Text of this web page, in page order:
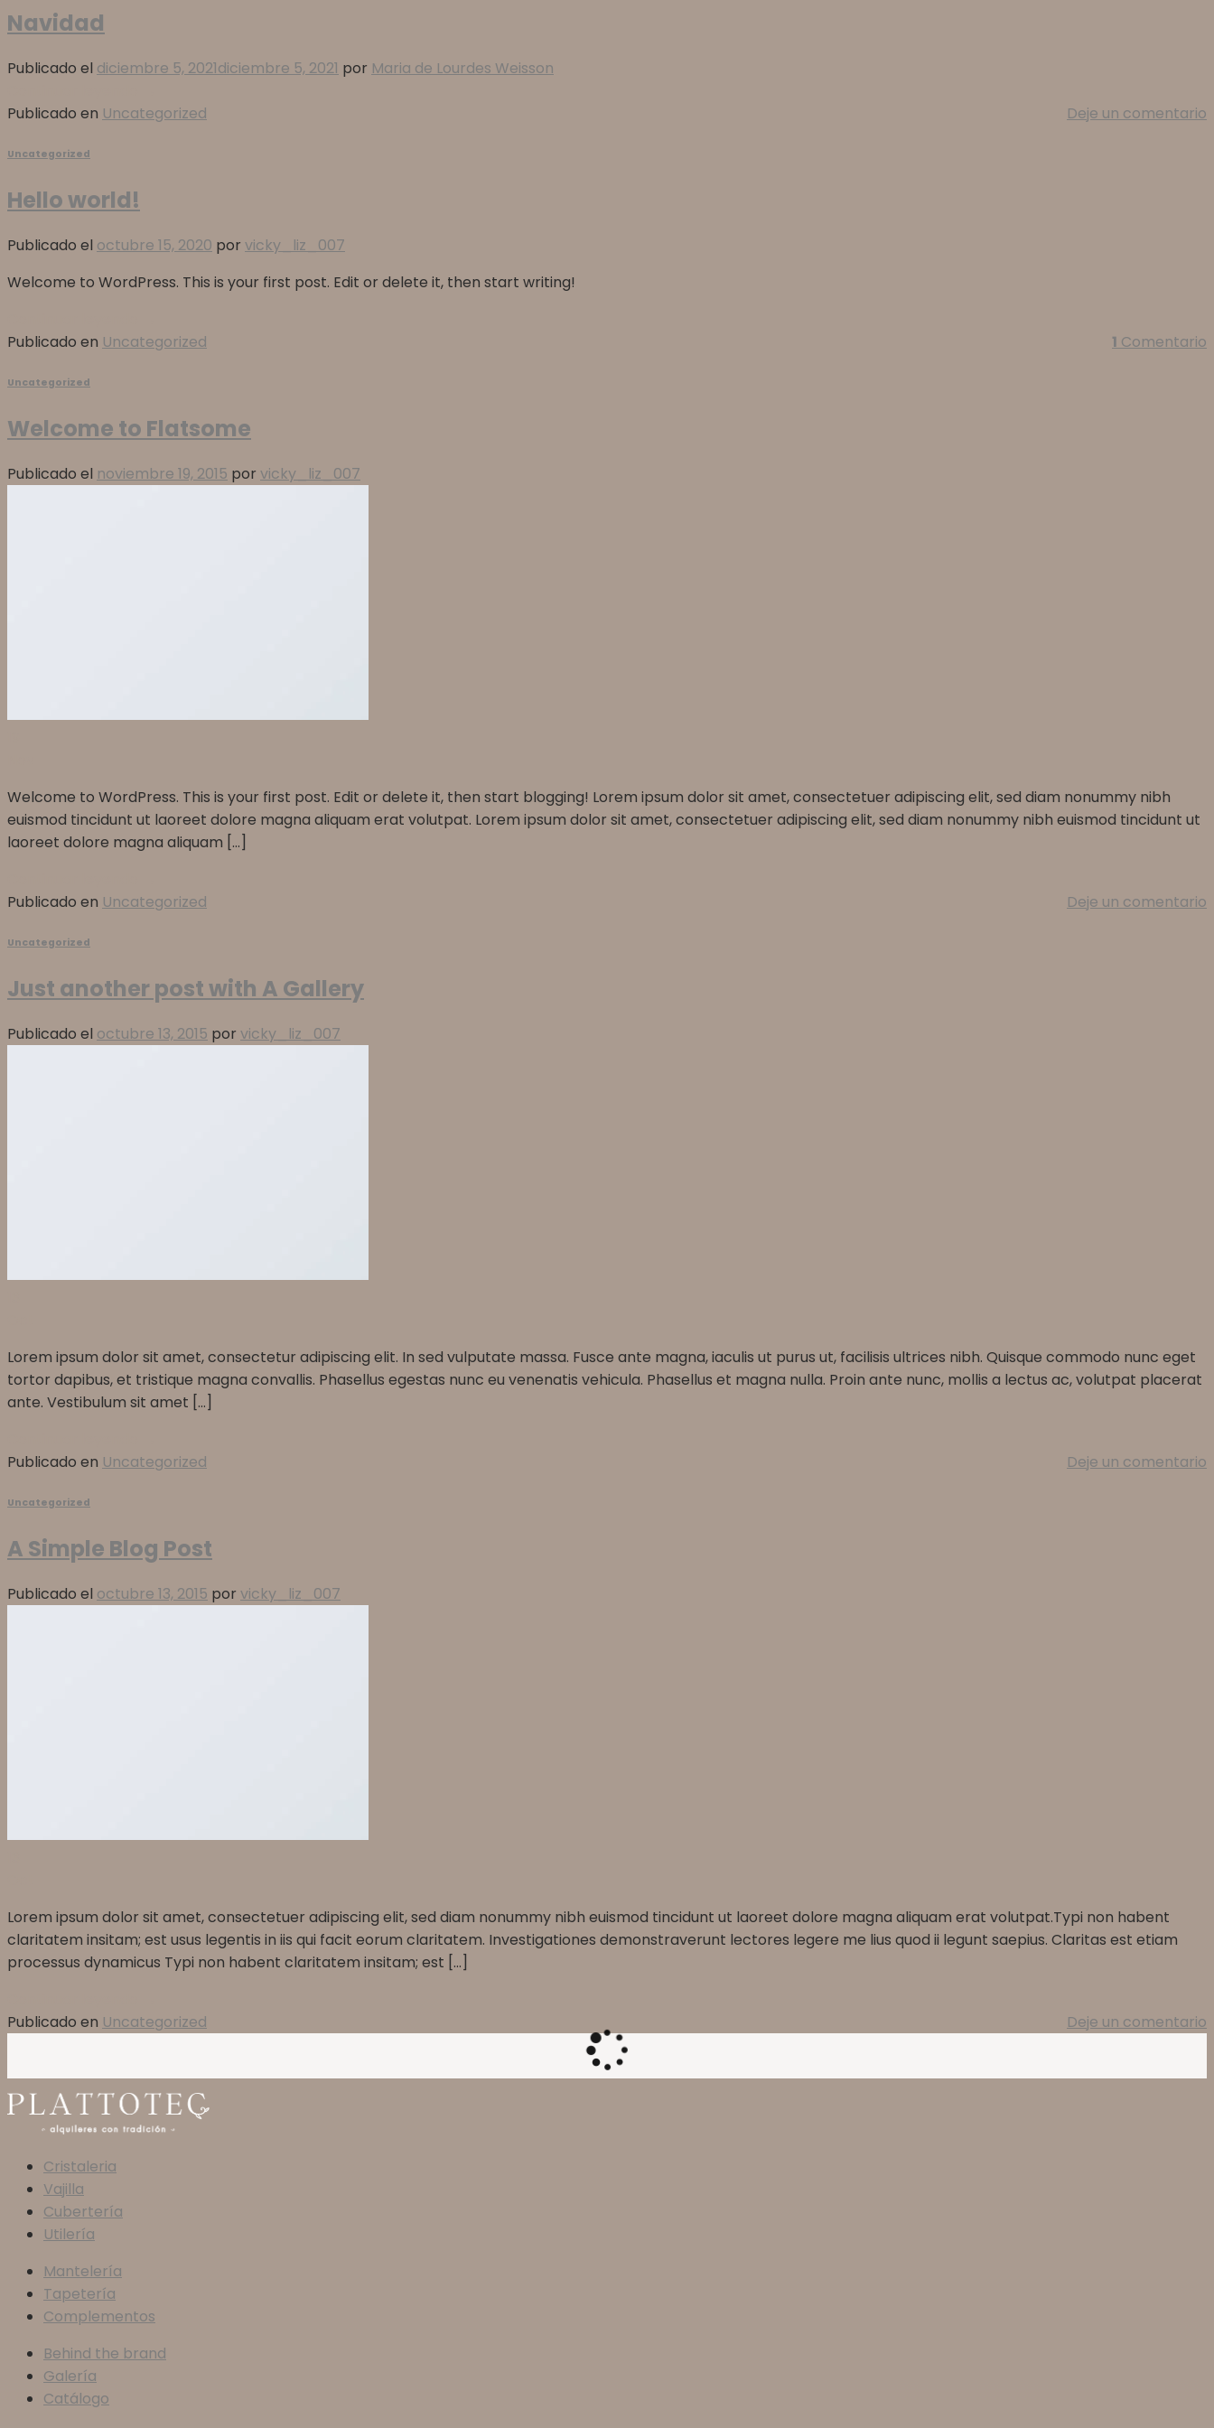
Navidad
Publicado el diciembre 5, 2021diciembre 5, 2021 por Maria de Lourdes Weisson
Publicado en Uncategorized Deje un comentario
Uncategorized
Hello world!
Publicado el octubre 15, 2020 por vicky_liz_007
Welcome to WordPress. This is your first post. Edit or delete it, then start writing!
Publicado en Uncategorized 1 Comentario
Uncategorized
Welcome to Flatsome
Publicado el noviembre 19, 2015 por vicky_liz_007
Welcome to WordPress. This is your first post. Edit or delete it, then start blogging! Lorem ipsum dolor sit amet, consectetuer adipiscing elit, sed diam nonummy nibh
euismod tincidunt ut laoreet dolore magna aliquam erat volutpat. Lorem ipsum dolor sit amet, consectetuer adipiscing elit, sed diam nonummy nibh euismod tincidunt ut
laoreet dolore magna aliquam […]
Publicado en Uncategorized Deje un comentario
Uncategorized
Just another post with A Gallery
Publicado el octubre 13, 2015 por vicky_liz_007
Lorem ipsum dolor sit amet, consectetur adipiscing elit. In sed vulputate massa. Fusce ante magna, iaculis ut purus ut, facilisis ultrices nibh. Quisque commodo nunc eget
tortor dapibus, et tristique magna convallis. Phasellus egestas nunc eu venenatis vehicula. Phasellus et magna nulla. Proin ante nunc, mollis a lectus ac, volutpat placerat
ante. Vestibulum sit amet […]
Publicado en Uncategorized Deje un comentario
Uncategorized
A Simple Blog Post
Publicado el octubre 13, 2015 por vicky_liz_007
Lorem ipsum dolor sit amet, consectetuer adipiscing elit, sed diam nonummy nibh euismod tincidunt ut laoreet dolore magna aliquam erat volutpat.Typi non habent
claritatem insitam; est usus legentis in iis qui facit eorum claritatem. Investigationes demonstraverunt lectores legere me lius quod ii legunt saepius. Claritas est etiam
processus dynamicus Typi non habent claritatem insitam; est […]
Publicado en Uncategorized Deje un comentario
Cristaleria
Vajilla
Cubertería
Utilería
Mantelería
Tapetería
Complementos
Behind the brand
Galería
Catálogo